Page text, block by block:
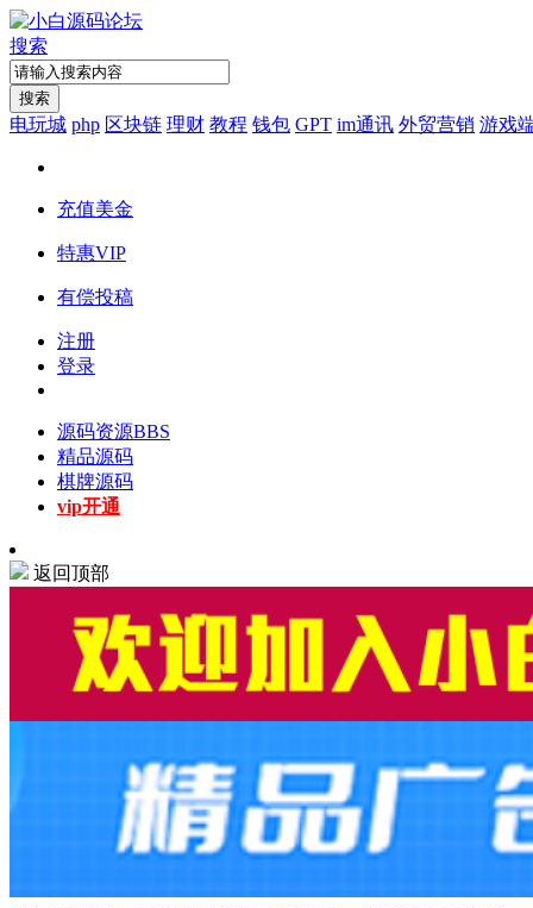
搜索
搜索
电玩城 php 区块链 理财 教程 钱包 GPT im通讯 外贸营销 游戏
充值美金
特惠VIP
有偿投稿
注册
登录
源码资源BBS
精品源码
棋牌源码
vip开通
返回顶部